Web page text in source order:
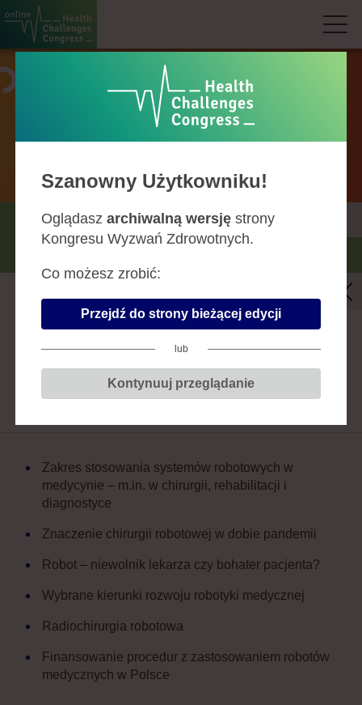
Agenda
MAJ CZERWIEC
Roboty medyczne
Zakres stosowania systemów robotowych w
medycynie – m.in. w chirurgii, rehabilitacji i
diagnostyce
Znaczenie chirurgii robotowej w dobie pandemii
Robot – niewolnik lekarza czy bohater pacjenta?
Wybrane kierunki rozwoju robotyki medycznej
Radiochirurgia robotowa
Finansowanie procedur z zastosowaniem robotów
medycznych w Polsce
Szanowny Użytkowniku!
Oglądasz archiwalną wersję strony
Kongresu Wyzwań Zdrowotnych.
Co możesz zrobić:
Przejdź do strony bieżącej edycji
lub
Kontynuuj przeglądanie